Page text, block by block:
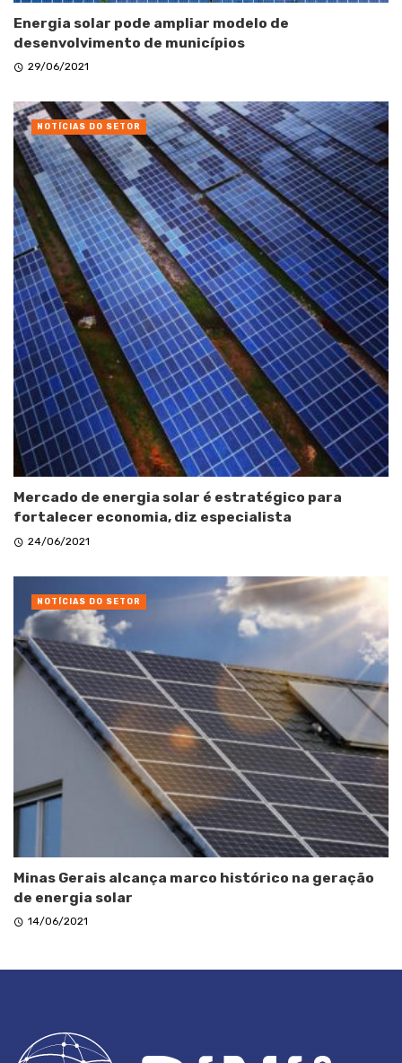
Energia solar pode ampliar modelo de
desenvolvimento de municípios
29/06/2021
Mercado de energia solar é estratégico para
fortalecer economia, diz especialista
24/06/2021
NOTÍCIAS DO SETOR
Minas Gerais alcança marco histórico na geração
de energia solar
14/06/2021
NOTÍCIAS DO SETOR